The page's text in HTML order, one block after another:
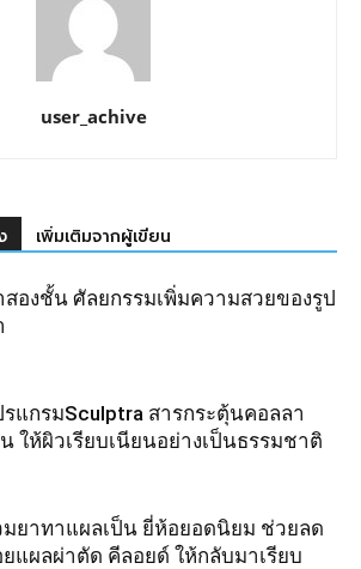
user_achive
เพิ่มเติมจากผู้เขียน
สองชั้น ศัลยกรรมเพิ่มความสวยของรูป
รแกรมSculptra สารกระตุ้นคอลลา
น ให้ผิวเรียบเนียนอย่างเป็นธรรมชาติ
มยาทาแผลเป็น ยี่ห้อยอดนิยม ช่วยลด
ยแผลผ่าตัด คีลอยด์ ให้กลับมาเรียบ